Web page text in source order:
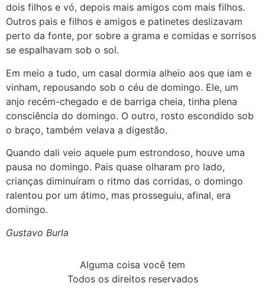
dois filhos e vó, depois mais amigos com mais filhos.
Outros pais e filhos e amigos e patinetes deslizavam
perto da fonte, por sobre a grama e comidas e sorrisos
se espalhavam sob o sol.
Em meio a tudo, um casal dormia alheio aos que iam e
vinham, repousando sob o céu de domingo. Ele, um
anjo recém-chegado e de barriga cheia, tinha plena
consciência do domingo. O outro, rosto escondido sob
o braço, também velava a digestão.
Quando dali veio aquele pum estrondoso, houve uma
pausa no domingo. Pais quase olharam pro lado,
crianças diminuíram o ritmo das corridas, o domingo
ralentou por um átimo, mas prosseguiu, afinal, era
domingo.
Gustavo Burla
Alguma coisa você tem
Todos os direitos reservados